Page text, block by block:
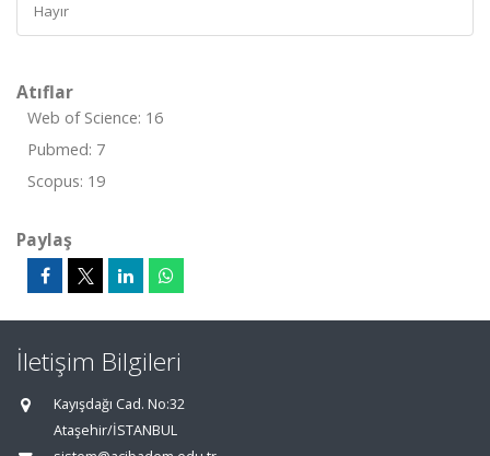
Hayır
Atıflar
Web of Science: 16
Pubmed: 7
Scopus: 19
Paylaş
İletişim Bilgileri
Kayışdağı Cad. No:32
Ataşehir/İSTANBUL